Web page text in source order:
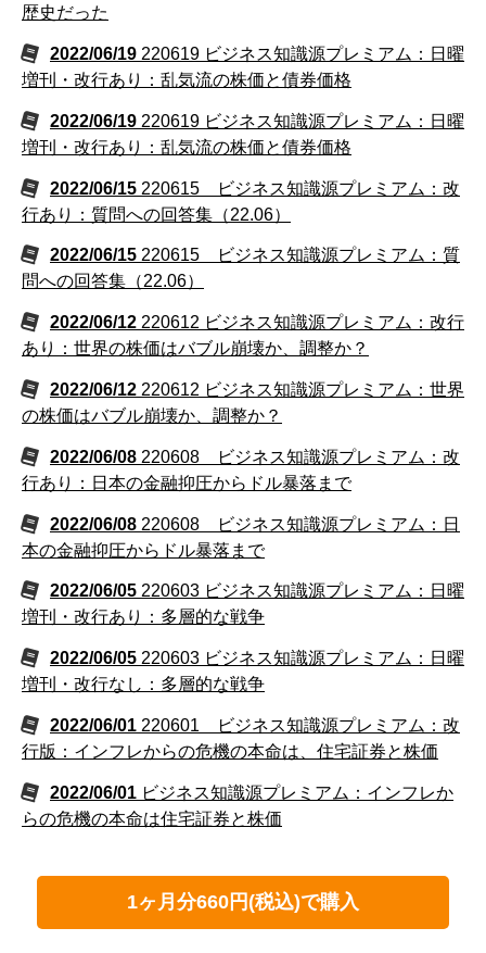
歴史だった
2022/06/19 220619 ビジネス知識源プレミアム：日曜
増刊・改行あり：乱気流の株価と債券価格
2022/06/19 220619 ビジネス知識源プレミアム：日曜
増刊・改行あり：乱気流の株価と債券価格
2022/06/15 220615 ビジネス知識源プレミアム：改
行あり：質問への回答集（22.06）
2022/06/15 220615 ビジネス知識源プレミアム：質
問への回答集（22.06）
2022/06/12 220612 ビジネス知識源プレミアム：改行
あり：世界の株価はバブル崩壊か、調整か？
2022/06/12 220612 ビジネス知識源プレミアム：世界
の株価はバブル崩壊か、調整か？
2022/06/08 220608 ビジネス知識源プレミアム：改
行あり：日本の金融抑圧からドル暴落まで
2022/06/08 220608 ビジネス知識源プレミアム：日
本の金融抑圧からドル暴落まで
2022/06/05 220603 ビジネス知識源プレミアム：日曜
増刊・改行あり：多層的な戦争
2022/06/05 220603 ビジネス知識源プレミアム：日曜
増刊・改行なし：多層的な戦争
2022/06/01 220601 ビジネス知識源プレミアム：改
行版：インフレからの危機の本命は、住宅証券と株価
2022/06/01 ビジネス知識源プレミアム：インフレか
らの危機の本命は住宅証券と株価
1ヶ月分660円(税込)で購入